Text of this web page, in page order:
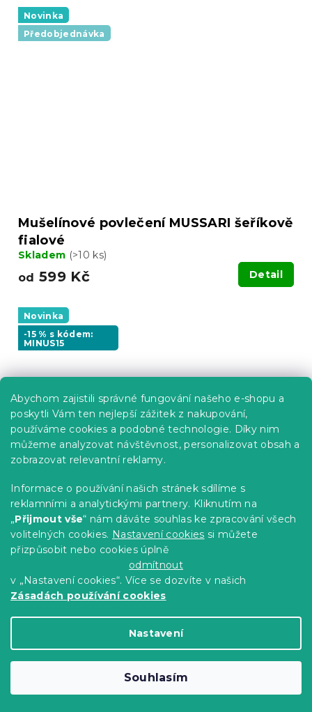
Abychom zajistili správné fungování našeho e-shopu a
poskytli Vám ten nejlepší zážitek z nakupování,
používáme cookies a podobné technologie. Díky nim
můžeme analyzovat návštěvnost, personalizovat obsah a
zobrazovat relevantní reklamy.
Informace o používání našich stránek sdílíme s
reklamními a analytickými partnery. Kliknutím na
„Přijmout vše“ nám dáváte souhlas ke zpracování všech
volitelných cookies. Nastavení cookies si můžete
přizpůsobit nebo cookies úplně
odmítnout
v „Nastavení cookies“. Více se dozvíte v našich
Zásadách používání cookies
Nastavení
Souhlasím
Novinka
Předobjednávka
Mušelínové povlečení MUSSARI šeříkově
fialové
Skladem (>10 ks)
od 599 Kč Detail
Novinka
-15 % s kódem:
MINUS15
Povlečení z mikrovlákna SNUVIA
šalvějově zelené
Skladem (>10 ks)
od259 Kč
Novinka